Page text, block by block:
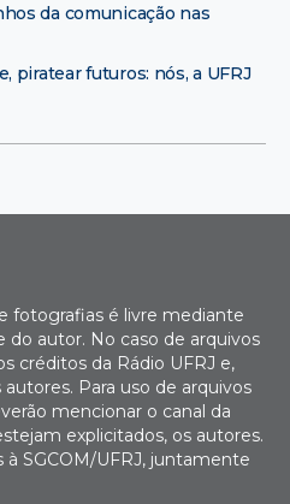
da comunicação nas
piratear futuros: nós, a UFRJ
fotografias é livre mediante
do autor. No caso de arquivos
créditos da Rádio UFRJ e,
Para uso de arquivos
mencionar o canal da
explicitados, os autores.
SGCOM/UFRJ, juntamente